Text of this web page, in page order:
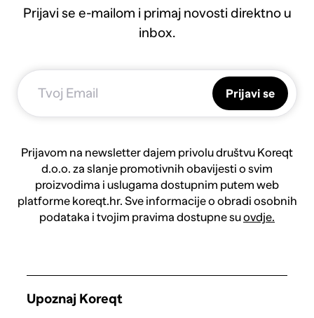
Prijavi se e-mailom i primaj novosti direktno u
inbox.
Prijavi se
Prijavom na newsletter dajem privolu društvu Koreqt
d.o.o. za slanje promotivnih obavijesti o svim
proizvodima i uslugama dostupnim putem web
platforme koreqt.hr. Sve informacije o obradi osobnih
podataka i tvojim pravima dostupne suovdje.
Upoznaj Koreqt